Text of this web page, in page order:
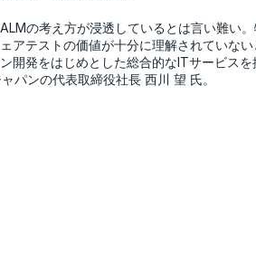
の考え方が浸透しているとは言い難い
アテストの価値が十分に理解されていない
開発をはじめとした総合的なITサービスを
パンの代表取締役社長 西川 望 氏。